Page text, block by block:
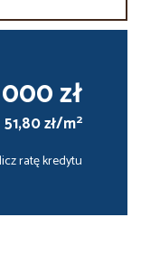
zł
51,80 zł/m2
ratę kredytu